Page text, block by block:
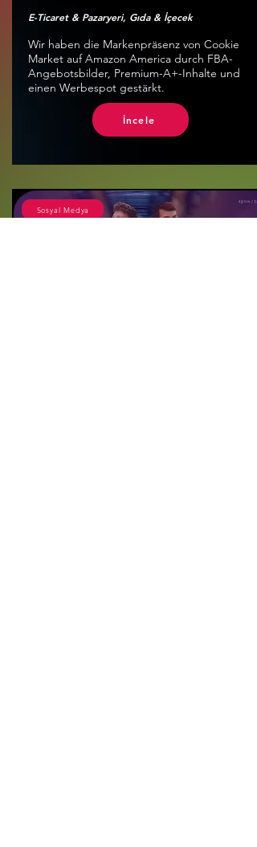
E-Ticaret & Pazaryeri, Gıda & İçecek
Wir haben die Markenpräsenz von Cookie
Market auf Amazon America durch FBA-
Angebotsbilder, Premium-A+-Inhalte und
einen Werbespot gestärkt.
İncele
Sosyal Medya